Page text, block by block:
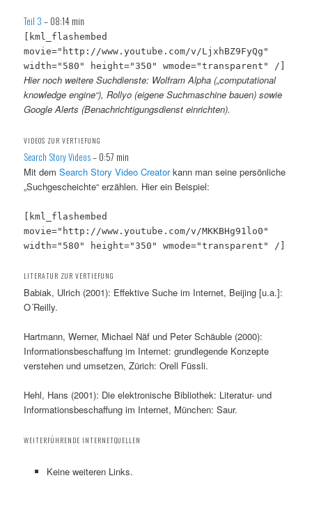
Teil 3 – 08:14 min
[kml_flashembed
movie="http://www.youtube.com/v/LjxhBZ9FyQg"
width="580" height="350" wmode="transparent" /]
Hier noch weitere Suchdienste: Wolfram Alpha („computational
knowledge engine“), Rollyo (eigene Suchmaschine bauen) sowie
Google Alerts (Benachrichtigungsdienst einrichten).
VIDEOS ZUR VERTIEFUNG
Search Story Videos– 0:57 min
Mit demSearch Story Video Creatorkann man seine persönliche
„Suchgescheichte“ erzählen. Hier ein Beispiel:
[kml_flashembed
movie="http://www.youtube.com/v/MKKBHg91lo0"
width="580" height="350" wmode="transparent" /]
LITERATUR ZUR VERTIEFUNG
Babiak, Ulrich (2001): Effektive Suche im Internet, Beijing [u.a.]:
O´Reilly.
Hartmann, Werner, Michael Näf und Peter Schäuble (2000):
Informationsbeschaffung im Internet: grundlegende Konzepte
verstehen und umsetzen, Zürich: Orell Füssli.
Hehl, Hans (2001): Die elektronische Bibliothek: Literatur- und
Informationsbeschaffung im Internet, München: Saur.
WEITERFÜHRENDE INTERNETQUELLEN
Keine weiteren Links.